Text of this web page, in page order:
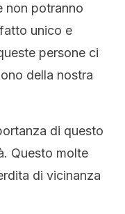
non potranno
unico e
persone ci
della nostra
di questo
Questo molte
di vicinanza